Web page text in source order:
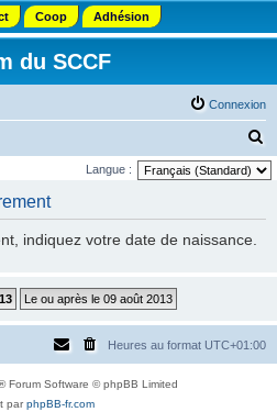
Coop Adhésion
du SCCF
Connexion
e
e
Langue :
indiquez votre date de naissance.
Heures au format UTC+01:00
Forum Software © phpBB Limited
parphpBB-fr.com